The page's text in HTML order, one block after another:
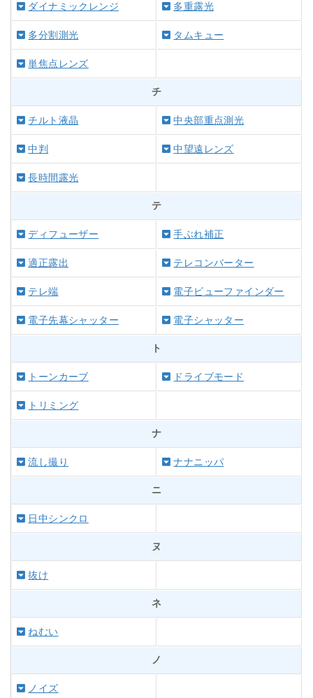
ダイナミックレンジ 多重露光
多分割測光 タムキュー
単焦点レンズ
チ
チルト液晶 中央部重点測光
中判 中望遠レンズ
長時間露光
テ
ディフューザー 手ぶれ補正
適正露出 テレコンバーター
テレ端 電子ビューファインダー
電子先幕シャッター 電子シャッター
ト
トーンカーブ ドライブモード
トリミング
ナ
流し撮り ナナニッパ
ニ
日中シンクロ
ヌ
抜け
ネ
ねむい
ノ
ノイズ